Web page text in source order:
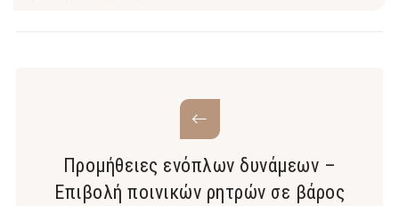
Προμήθειες ενόπλων δυνάμεων –
Επιβολή ποινικών ρητρών σε βάρος